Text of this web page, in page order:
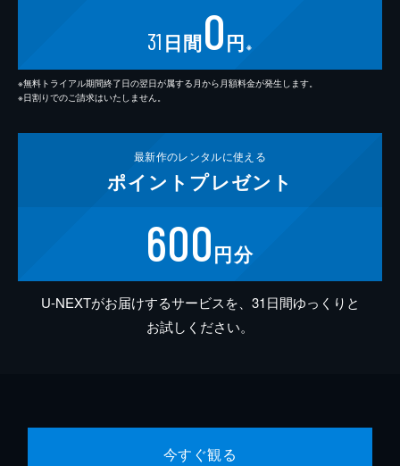
31 日間0円 ※
※無料トライアル期間終了日の翌日が属する月から月額料金が発生します。
※日割りでのご請求はいたしません。
最新作のレンタルに使える
ポイント プレゼント
600円分
U-NEXTがお届けするサービスを、31日間ゆっくりと
お試しください。
今すぐ観る